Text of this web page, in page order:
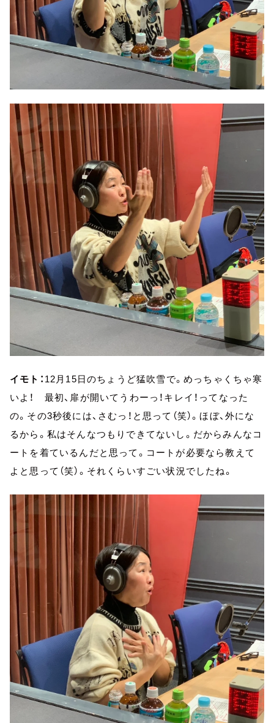
イモト： 12月15日のちょうど猛吹雪で。めっちゃくちゃ寒
いよ！ 最初、扉が開いてうわーっ！キレイ！ってなった
の。その3秒後には、さむっ！と思って（笑）。ほぼ、外にな
るから。私はそんなつもりできてないし。だからみんなコ
ートを着ているんだと思って。コートが必要なら教えて
よと思って（笑）。それくらいすごい状況でしたね。